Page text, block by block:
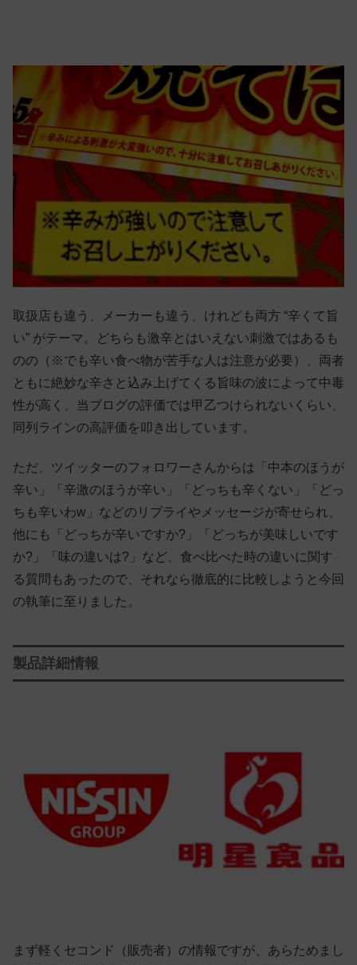
取扱店も違う、メーカーも違う、けれども両方 “辛くて旨
い” がテーマ。どちらも激辛とはいえない刺激ではあるも
のの（※でも辛い食べ物が苦手な人は注意が必要）、両者
ともに絶妙な辛さと込み上げてくる旨味の波によって中毒
性が高く、当ブログの評価では甲乙つけられないくらい、
同列ラインの高評価を叩き出しています。
ただ、ツイッターのフォロワーさんからは「中本のほうが
辛い」「辛激のほうが辛い」「どっちも辛くない」「どっ
ちも辛いわw」などのリプライやメッセージが寄せられ、
他にも「どっちが辛いですか?」「どっちが美味しいです
か?」「味の違いは?」など、食べ比べた時の違いに関す
る質問もあったので、それなら徹底的に比較しようと今回
の執筆に至りました。
製品詳細情報
まず軽くセコンド（販売者）の情報ですが、あらためまし